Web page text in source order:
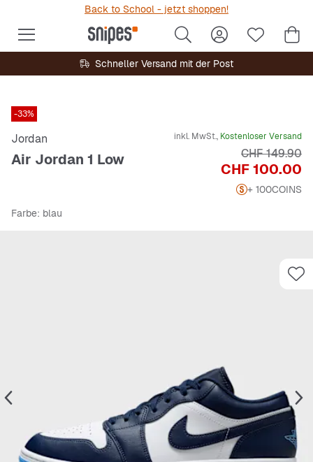
Back to School - jetzt shoppen!
Schneller Versand mit der Post
-33%
Jordan
Air Jordan 1 Low
inkl. MwSt., Kostenloser Versand
Preis
CHF 100.00
Originalpreis
CHF 149.90
+ 100COINS
Farbe: blau